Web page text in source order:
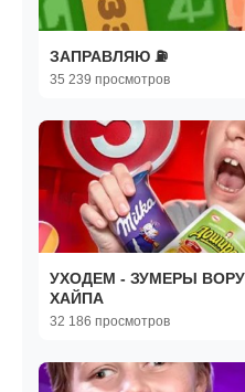
ЗАПРАВЛЯЮ ⛽
35 239 просмотров
УХОДЕМ - ЗУМЕРЫ
ХАЙПА
32 186 просмотров